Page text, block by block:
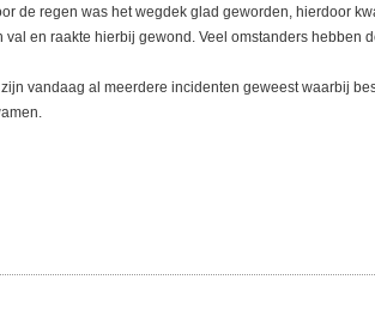
de regen was het wegdek glad geworden, hierdoor
val en raakte hierbij gewond. Veel omstanders hebben
zijn vandaag al meerdere incidenten geweest waarbij